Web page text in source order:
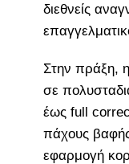
διεθνείς
Στην πράξη,
σε
έως full
πάχους
εφαρμογή